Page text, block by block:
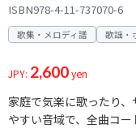
ISBN978-4-11-737070-6
歌集・メロディ譜 歌謡・
JPY: 2,600yen
家庭で気楽に歌ったり
やすい音域で、全曲コー